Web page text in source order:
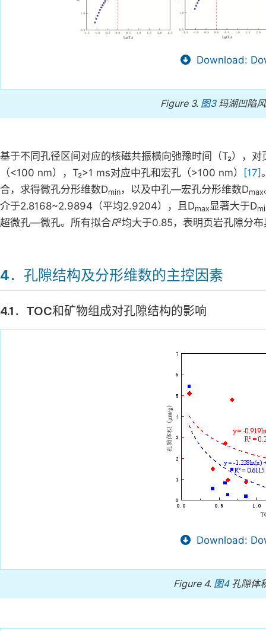
Download:
Figure 3. 图3玛湖凹陷
基于不同孔径区间对应的核磁共振横向弛豫时间（T₂），
（<100 nm），T₂>1 ms对应中孔和宏孔（>100 nm）
[17]
合，求得微孔分形维数Dmin ，以及中孔—宏孔分形维数Dmax
介于2.8168~2.9894（平均2.9204），且Dmax显著大于D
超微孔—微孔。所有拟合R²均大于0.85，表明页岩孔隙分
4．孔隙结构及分形维数的主控因素
4.1．TOC和矿物组成对孔隙结构的影响
Download:
Figure 4. 图4孔隙体